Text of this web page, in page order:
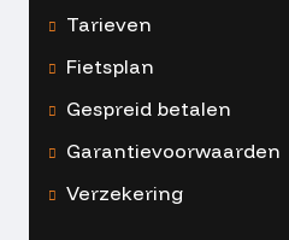
Tarieven
Fietsplan
Gespreid betalen
Garantievoorwaarden
Verzekering